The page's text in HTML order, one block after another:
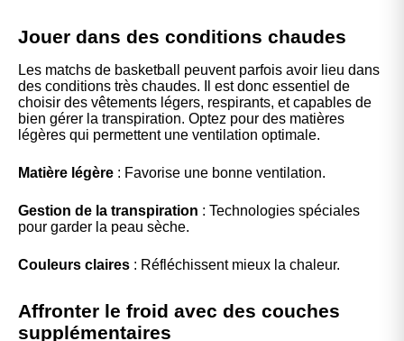
Jouer dans des conditions chaudes
Les matchs de basketball peuvent parfois avoir lieu dans
des conditions très chaudes. Il est donc essentiel de
choisir des vêtements légers, respirants, et capables de
bien gérer la transpiration. Optez pour des matières
légères qui permettent une ventilation optimale.
Matière légère : Favorise une bonne ventilation.
Gestion de la transpiration : Technologies spéciales
pour garder la peau sèche.
Couleurs claires : Réfléchissent mieux la chaleur.
Affronter le froid avec des couches
supplémentaires